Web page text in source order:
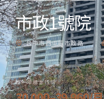
市政1號院
台中市西屯區市政路 |
近一年租金行情